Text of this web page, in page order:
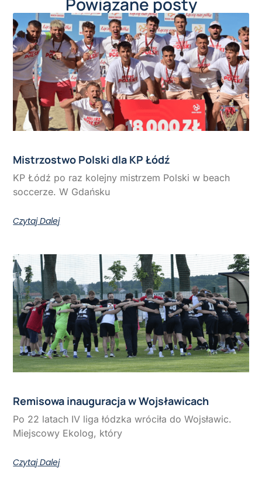
Mistrzostwo Polski dla KP Łódź
KP Łódź po raz kolejny mistrzem Polski w beach
soccerze. W Gdańsku
Czytaj Dalej
Remisowa inauguracja w Wojsławicach
Po 22 latach IV liga łódzka wróciła do Wojsławic.
Miejscowy Ekolog, który
Czytaj Dalej